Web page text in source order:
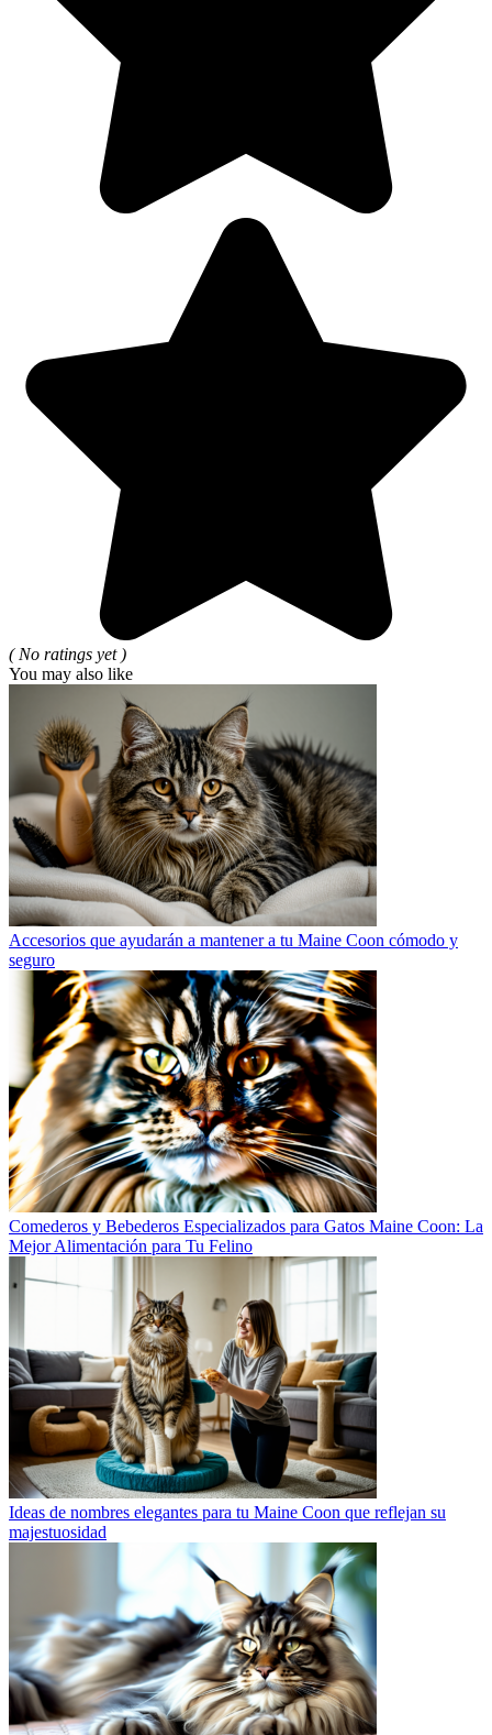
( No ratings yet )
You may also like
Accesorios que ayudarán a mantener a tu Maine Coon cómodo y
seguro
Comederos y Bebederos Especializados para Gatos Maine Coon: La
Mejor Alimentación para Tu Felino
Ideas de nombres elegantes para tu Maine Coon que reflejan su
majestuosidad